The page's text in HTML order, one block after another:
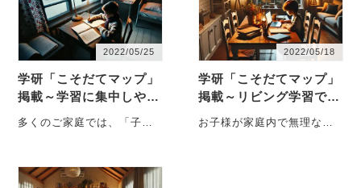
2022/05/25
学研「こそだてマップ」
掲載～学習に集中しやす
い子ども部屋をつくろ
う！
多くのご家庭では、「子ど
いう願いから、個・・・
2022/05/18
学研「こそだてマップ」
掲載～リビング学習で集
中力を高める方法
お子様が家庭内で無理なく